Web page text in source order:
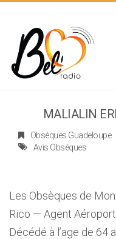
MALIALIN
Obsèques Guadeloupe
Avis Obsèques
Les Obsèques de
Rico — Agent
Décédé à l’age de 64